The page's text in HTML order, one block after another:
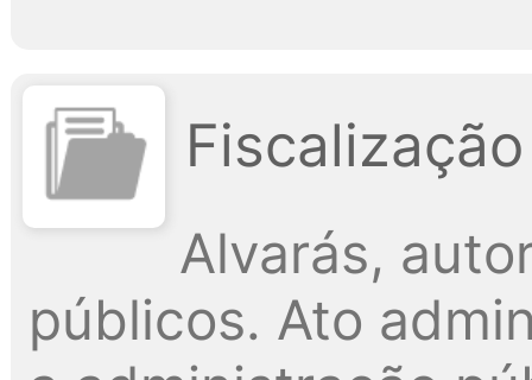
Alvarás,
públicos. Ato